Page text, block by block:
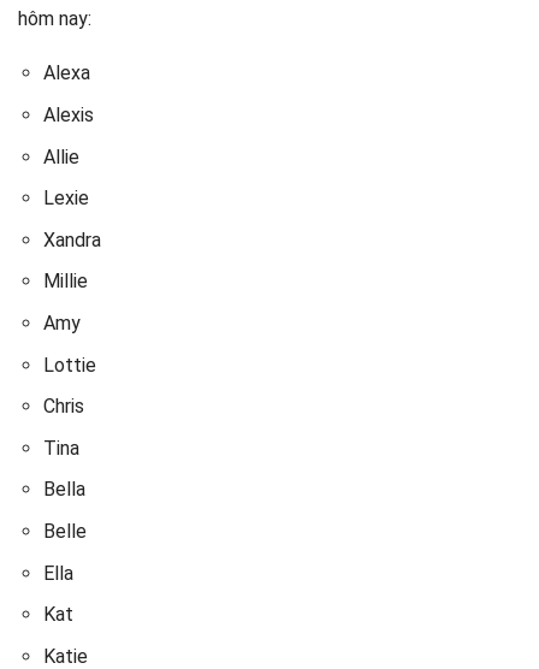
hôm nay:
Alexa
Alexis
Allie
Lexie
Xandra
Millie
Amy
Lottie
Chris
Tina
Bella
Belle
Ella
Kat
Katie